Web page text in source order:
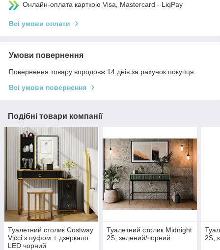
Онлайн-оплата карткою Visa, Mastercard - LiqPay
Всі умови оплати
Умови повернення
Повернення товару впродовж 14 днів за рахунок покупця
Всі умови повернення
Подібні товари компанії
Туалетний столик Costway
Vicci з пуфом + дзеркало
LED чорний
Туалетний столик Midnight
2S, зелений/чорний
2S,